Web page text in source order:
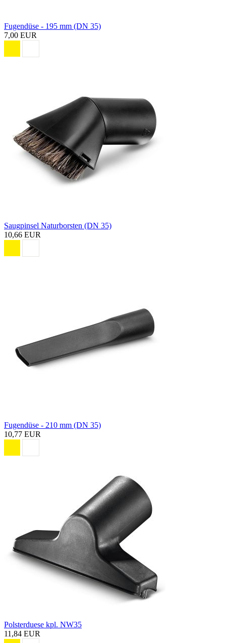
Fugendüse - 195 mm (DN 35)
7,00 EUR
Saugpinsel Naturborsten (DN 35)
10,66 EUR
Fugendüse - 210 mm (DN 35)
10,77 EUR
Polsterduese kpl. NW35
11,84 EUR